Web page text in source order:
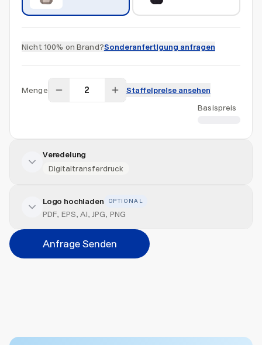
Nicht 100% on Brand?Sonderanfertigung anfragen
Menge
Staffelpreise ansehen
Basispreis
Veredelung
Digitaltransferdruck
Veredelung hinzufügen
Position
Bitte wählen...
Logo hochladen OPTIONAL
PDF, EPS, AI, JPG, PNG
Anfrage Senden